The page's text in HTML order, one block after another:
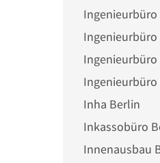
Inha Berlin
Inkassobüro
Innenausbau